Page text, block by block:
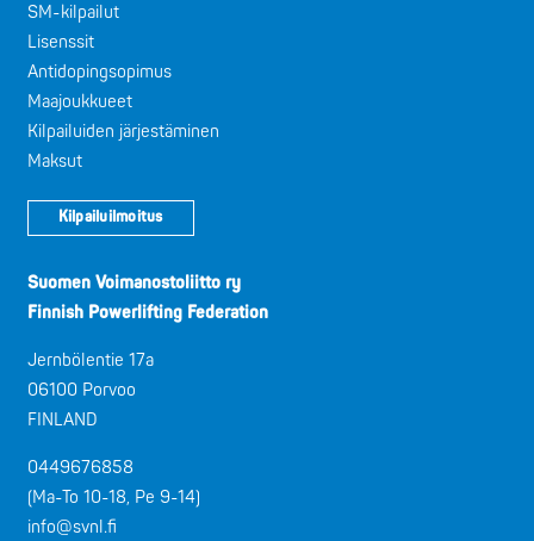
SM-kilpailut
Lisenssit
Antidopingsopimus
Maajoukkueet
Kilpailuiden järjestäminen
Maksut
Kilpailuilmoitus
Suomen Voimanostoliitto ry
Finnish Powerlifting Federation
Jernbölentie 17a
06100 Porvoo
FINLAND
0449676858
(Ma-To 10-18, Pe 9-14)
info@svnl.fi